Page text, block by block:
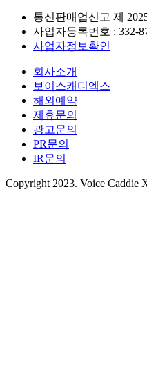
통신판매업신고 제
사업자등록번호 : 332-
사업자정보확인
회사소개
보이스캐디엑스
해외예약
제휴문의
광고문의
PR문의
IR문의
Copyright 2023. Voice Caddie